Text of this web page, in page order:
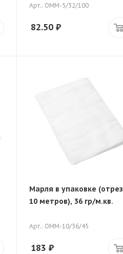
Арт.: ОММ-5/32/100
82.50₽
Марля в упаковке (отрез
10 метров), 36 гр/м.кв.
Арт.: ОММ-10/36/45
183 ₽